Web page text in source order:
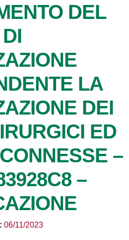
DEL
LA
DEI
ED
–
–
06/11/2023